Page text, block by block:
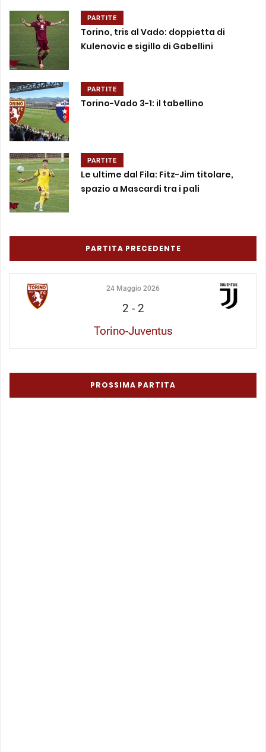
PARTITE
Torino, tris al Vado: doppietta di
Kulenovic e sigillo di Gabellini
PARTITE
Torino-Vado 3-1: il tabellino
PARTITE
Le ultime dal Fila: Fitz-Jim titolare,
spazio a Mascardi tra i pali
PARTITA PRECEDENTE
24 Maggio 2026
2 - 2
Torino-Juventus
PROSSIMA PARTITA